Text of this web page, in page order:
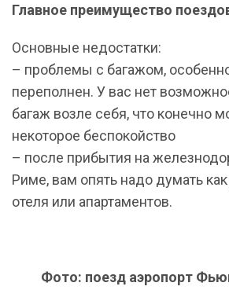
Главное преимущество
Основные недостатки:
– проблемы с багажом,
переполнен. У вас нет
багаж возле себя, что конечно
некоторое беспокойство
– после прибытия на
Риме, вам опять надо думать
отеля или апартаментов.
Фото: поезд аэропорт